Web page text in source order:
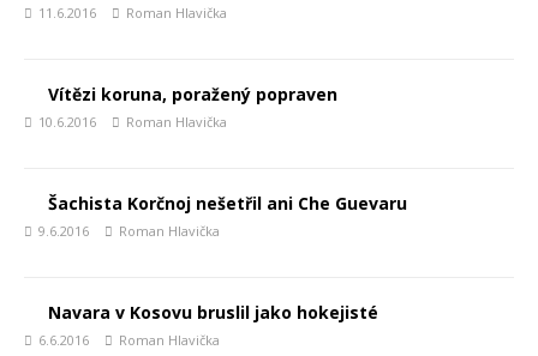
11.6.2016 Roman Hlavička
Vítězi koruna, poražený popraven
10.6.2016 Roman Hlavička
Šachista Korčnoj nešetřil ani Che Guevaru
9.6.2016 Roman Hlavička
Navara v Kosovu bruslil jako hokejisté
6.6.2016 Roman Hlavička